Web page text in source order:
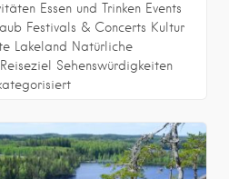
Essen und Trinken Events
Festivals & Concerts Kultur
Lakeland Natürliche
Reiseziel
Sehenswürdigkeiten